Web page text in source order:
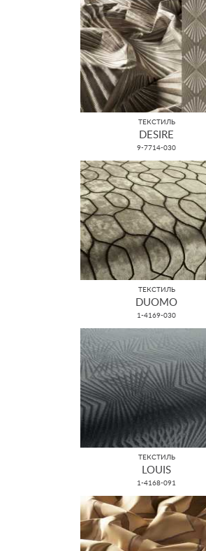
ТЕКСТИЛЬ
DESIRE
9-7714-030
ТЕКСТИЛЬ
DUOMO
1-4169-030
ТЕКСТИЛЬ
LOUIS
1-4168-091